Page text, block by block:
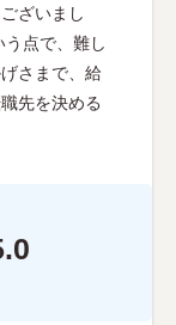
ざいまし
点で、難し
さまで、給
先を決める